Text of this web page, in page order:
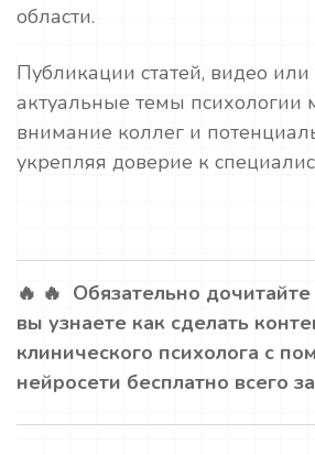
области.
Публикации статей, видео или
актуальные темы психологии
внимание коллег и
укрепляя доверие к
🔥 🔥 Обязательно
вы узнаете как сделать
клинического психолога с
нейросети бесплатно всего